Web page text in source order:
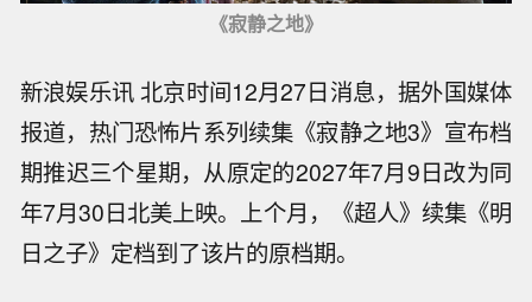
《寂静之地》
新浪娱乐讯 北京时间12月27日消息，据外国媒体
报道，热门恐怖片系列续集《寂静之地3》宣布档
期推迟三个星期，从原定的2027年7月9日改为同
年7月30日北美上映。上个月，《超人》续集《明
日之子》定档到了该片的原档期。